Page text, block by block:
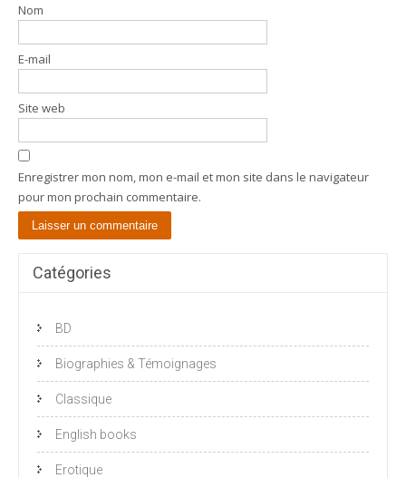
Nom
E-mail
Site web
Enregistrer mon nom, mon e-mail et mon site dans le navigateur
pour mon prochain commentaire.
Catégories
BD
Biographies & Témoignages
Classique
English books
Erotique